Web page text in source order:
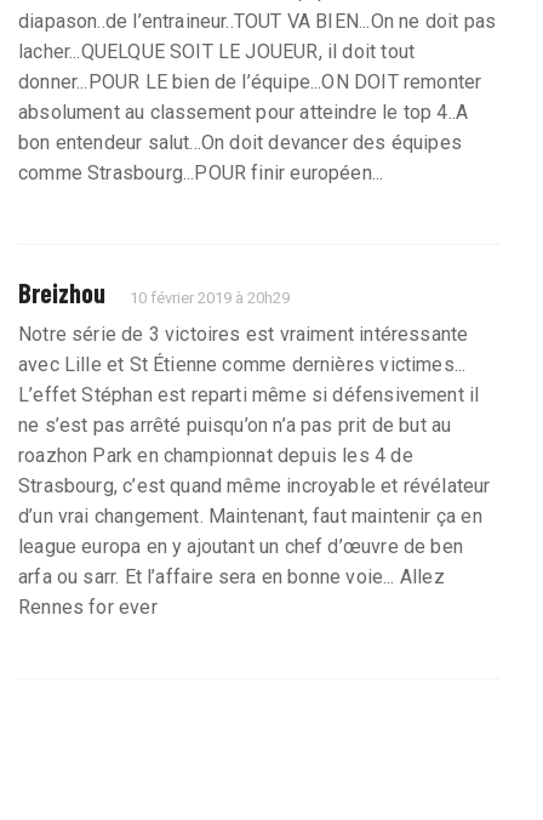
diapason..de l’entraineur..TOUT VA BIEN...On ne doit pas
lacher...QUELQUE SOIT LE JOUEUR, il doit tout
donner...POUR LE bien de l’équipe...ON DOIT remonter
absolument au classement pour atteindre le top 4..A
bon entendeur salut...On doit devancer des équipes
comme Strasbourg...POUR finir européen...
Breizhou 10 février 2019 à 20h29
Notre série de 3 victoires est vraiment intéressante
avec Lille et St Étienne comme dernières victimes...
L’effet Stéphan est reparti même si défensivement il
ne s’est pas arrêté puisqu’on n’a pas prit de but au
roazhon Park en championnat depuis les 4 de
Strasbourg, c’est quand même incroyable et révélateur
d’un vrai changement. Maintenant, faut maintenir ça en
league europa en y ajoutant un chef d’œuvre de ben
arfa ou sarr. Et l’affaire sera en bonne voie... Allez
Rennes for ever